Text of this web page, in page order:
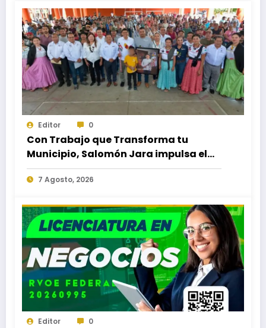
Editor 0
Con Trabajo que Transforma tu
Municipio, Salomón Jara impulsa el
desarrollo de Santiago Minas
7 Agosto, 2026
Editor 0